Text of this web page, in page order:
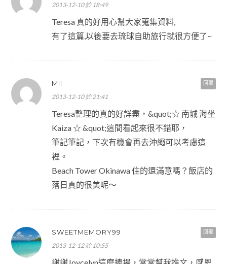
2013-12-10 於 18:49
Teresa 真的好用心幫大家蒐集資料,
有了這篇,以後要去琉球自助旅行就很方便了~
回覆
MII
2013-12-10 於 21:41
Teresa整理的真的好詳盡，&quot;☆ 南城 海坐
Kaiza ☆ &quot;這間看起來很不錯耶，
筆記筆記，下次有機會再去沖繩可以考慮這
裡。
Beach Tower Okinawa 住的還滿意嗎？飯店的
落日真的很美呢～
回覆
SWEETMEMORY99
2013-12-12 於 10:55